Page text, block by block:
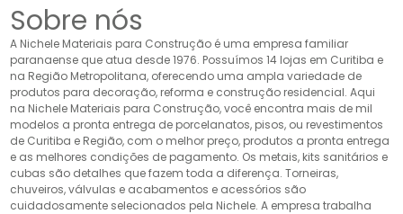
Sobre nós
A Nichele Materiais para Construção é uma empresa familiar
paranaense que atua desde 1976. Possuímos 14 lojas em Curitiba e
na Região Metropolitana, oferecendo uma ampla variedade de
produtos para decoração, reforma e construção residencial. Aqui
na Nichele Materiais para Construção, você encontra mais de mil
modelos a pronta entrega de porcelanatos, pisos, ou revestimentos
de Curitiba e Região, com o melhor preço, produtos a pronta entrega
e as melhores condições de pagamento. Os metais, kits sanitários e
cubas são detalhes que fazem toda a diferença. Torneiras,
chuveiros, válvulas e acabamentos e acessórios são
cuidadosamente selecionados pela Nichele. A empresa trabalha